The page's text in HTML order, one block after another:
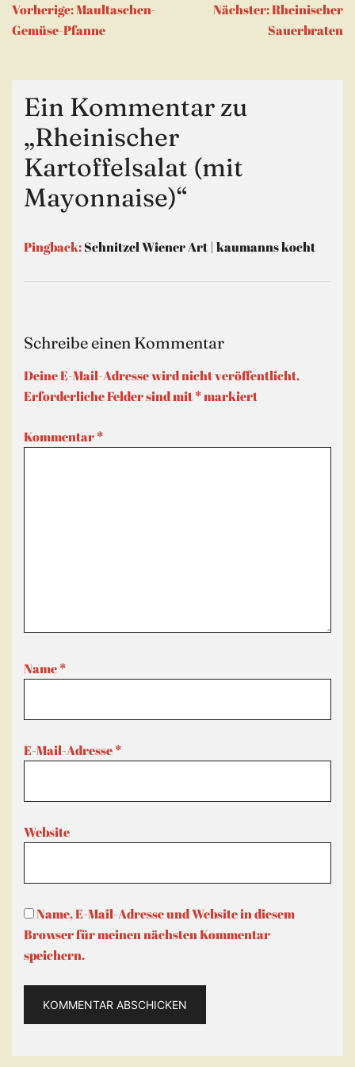
Beitragsnavigation
Vorherige:Maultaschen-
Gemüse-Pfanne
Nächster:Rheinischer
Sauerbraten
Ein Kommentar zu
„Rheinischer
Kartoffelsalat (mit
Mayonnaise)“
Pingback:Schnitzel Wiener Art | kaumanns kocht
Schreibe einen Kommentar
Deine E-Mail-Adresse wird nicht veröffentlicht.
Erforderliche Felder sind mit*markiert
Kommentar*
Name*
E-Mail-Adresse*
Website
Name, E-Mail-Adresse und Website in diesem
Browser für meinen nächsten Kommentar
speichern.